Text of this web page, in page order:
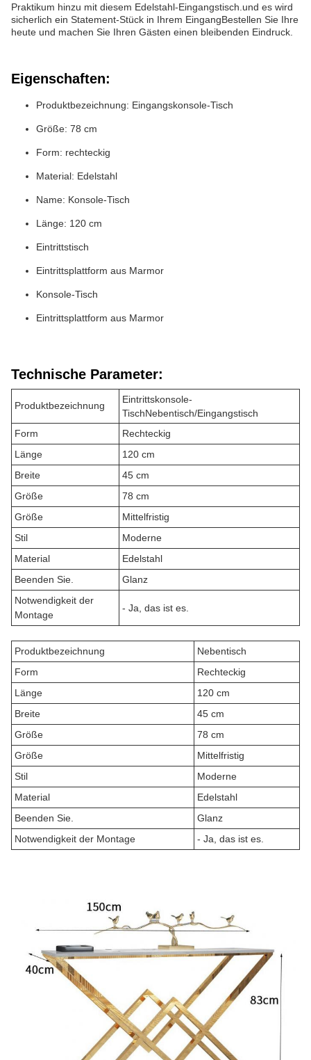
Praktikum hinzu mit diesem Edelstahl-Eingangstisch.und es wird
sicherlich ein Statement-Stück in Ihrem EingangBestellen Sie Ihre
heute und machen Sie Ihren Gästen einen bleibenden Eindruck.
Eigenschaften:
Produktbezeichnung: Eingangskonsole-Tisch
Größe: 78 cm
Form: rechteckig
Material: Edelstahl
Name: Konsole-Tisch
Länge: 120 cm
Eintrittstisch
Eintrittsplattform aus Marmor
Konsole-Tisch
Eintrittsplattform aus Marmor
Technische Parameter:
Produktbezeichnung
Eintrittskonsole-
TischNebentisch/Eingangstisch
Form
Rechteckig
Länge
120 cm
Breite
45 cm
Größe
78 cm
Größe
Mittelfristig
Stil
Moderne
Material
Edelstahl
Beenden Sie.
Glanz
Notwendigkeit der
Montage
- Ja, das ist es.
Produktbezeichnung
Nebentisch
Form
Rechteckig
Länge
120 cm
Breite
45 cm
Größe
78 cm
Größe
Mittelfristig
Stil
Moderne
Material
Edelstahl
Beenden Sie.
Glanz
Notwendigkeit der Montage
- Ja, das ist es.